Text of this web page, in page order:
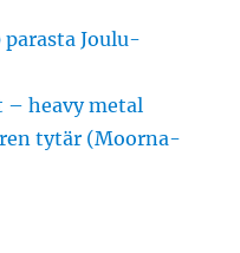
parasta Joulu-
– heavy metal
tytär (Moorna-